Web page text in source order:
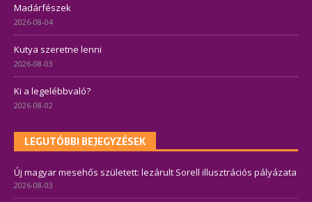
Madárfészek
2026-08-04
Kutya szeretne lenni
2026-08-03
Ki a legelébbvaló?
2026-08-02
LEGUTÓBBI BEJEGYZÉSEK
Új magyar mesehős született: lezárult Sorell illusztrációs pályázata
2026-08-03